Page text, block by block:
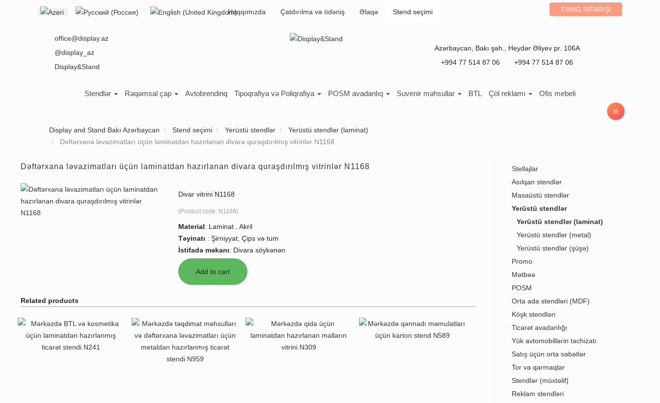
Haqqımızda Çatdırılma və ödəniş Əlaqə Stend seçimi
Select your language ZƏNG SIFARIŞI
office@display.az
@display_az
Display&Stand
Azərbaycan Bakı şəh., Heydər Əliyev pr. 106A
+994 77 514 87 06
+994 77 514 87 06
Stendlər Rəqəmsal çap Avtobrendinq Tipoqrafiya və Poliqrafiya POSM avadanlıq Suvenir məhsullar BTL Çöl reklamı Ofis mebeli
Display and Stand Bakı Azərbaycan Stend seçimi Yerüstü stendlər
Yerüstü stendlər (laminat)
Dəftərxana ləvazimatları üçün laminatdan hazırlanan divara quraşdırılmış vitrinlər N1168
Dəftərxana ləvazimatları üçün laminatdan hazırlanan divara quraşdırılmış vitrinlər N1168
Divar vitrini N1168
(Product code: N1168)
Material: Laminat , Akril
Təyinatı : Şirniyyat, Çips və tum
İstifadə məkanı: Divara söykənən
Related products
Stellajlar
Asılqan stendlər
Masaüstü stendlər
Yerüstü stendlər
Yerüstü stendlər (laminat)
Yerüstü stendlər (metal)
Yerüstü stendlər (şüşə)
Promo
Mətbəə
POSM
Orta ada stendləri (MDF)
Köşk stendləri
Ticarət avadanlığı
Yük avtomobillərin təchizatı
Satış üçün orta səbətlər
Tor və qarmaqlar
Stendlər (müxtəlif)
Reklam stendləri